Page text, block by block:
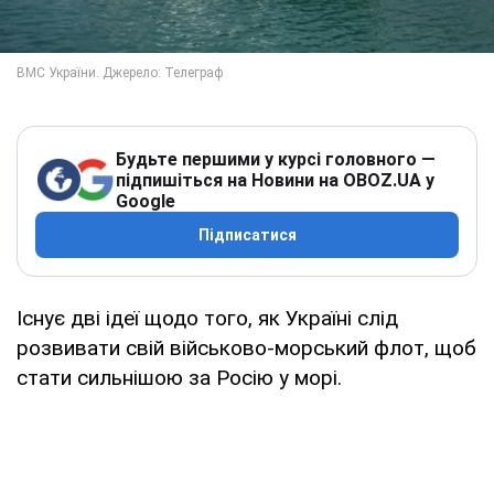
Будьте першими у курсі головного —
підпишіться на Новини на OBOZ.UA у
Google
Підписатися
Існує дві ідеї щодо того, як Україні слід
розвивати свій військово-морський флот, щоб
стати сильнішою за Росію у морі.